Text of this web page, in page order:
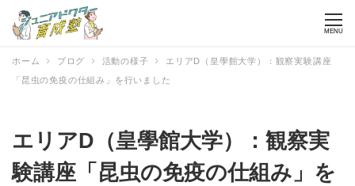
MENU
ホーム ブログ 活動の様子
エリアD（皇學館大学）：観察実験講座
「昆虫の免疫の仕組み」を行いました
エリアD（皇學館大学）：観察実
験講座「昆虫の免疫の仕組み」を